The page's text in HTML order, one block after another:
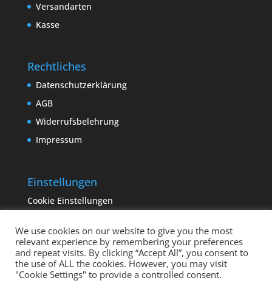
Versandarten
Kasse
Rechtliches
Datenschutzerklärung
AGB
Widerrufsbelehrung
Impressum
Einstellungen
Cookie Einstellungen
We use cookies on our website to give you the most
relevant experience by remembering your preferences
and repeat visits. By clicking “Accept All”, you consent to
the use of ALL the cookies. However, you may visit
"Cookie Settings" to provide a controlled consent.